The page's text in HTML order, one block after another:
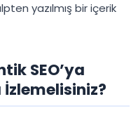
yazılmış bir içerik
SEO’ya
İzlemelisiniz?